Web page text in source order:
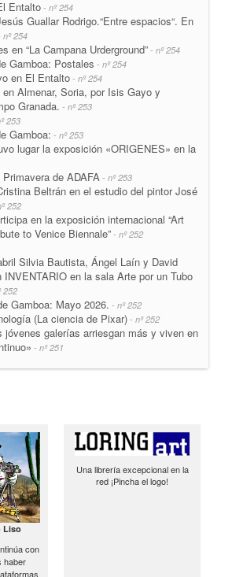
Entalto - nº 254
Guallar Rodrigo.“Entre espacios“. En
nº 254
en “La Campana Urderground” - nº 254
Gamboa: Postales - nº 254
en El Entalto - nº 254
en Almenar, Soria, por Isis Gayo y
Granada. - nº 253
253
Gamboa: - nº 253
lugar la exposición «ORIGENES» en la
de ADAFA - nº 253
Beltrán en el estudio del pintor José
252
en la exposición internacional “Art
to Venice Biennale” - nº 252
Silvia Bautista, Ángel Laín y David
INVENTARIO en la sala Arte por un Tubo
252
Gamboa: Mayo 2026. - nº 252
(La ciencia de Pixar) - nº 252
jóvenes galerías arriesgan más y viven en
- nº 251
Liso
con
haber
Una librería excepcional en la
red ¡Pincha el logo!